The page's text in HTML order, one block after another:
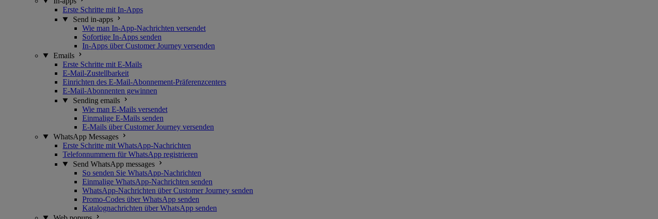
Erste Schritte mit In-Apps
Send in-apps
Wie man In-App-Nachrichten versendet
Sofortige In-Apps senden
In-Apps über Customer Journey versenden
Emails
Erste Schritte mit E-Mails
E-Mail-Zustellbarkeit
Einrichten des E-Mail-Abonnement-Präferenzcenters
E-Mail-Abonnenten gewinnen
Sending emails
Wie man E-Mails versendet
Einmalige E-Mails senden
E-Mails über Customer Journey versenden
WhatsApp Messages
Erste Schritte mit WhatsApp-Nachrichten
Telefonnummern für WhatsApp registrieren
Send WhatsApp messages
So senden Sie WhatsApp-Nachrichten
Einmalige WhatsApp-Nachrichten senden
WhatsApp-Nachrichten über Customer Journey senden
Promo-Codes über WhatsApp senden
Katalognachrichten über WhatsApp senden